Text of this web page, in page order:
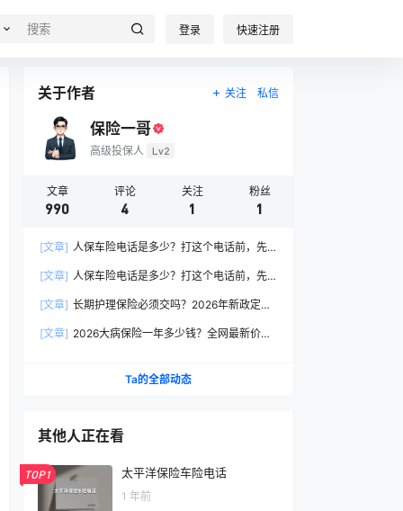
登录 快速注册
关于作者 关注 私信
保险一哥
高级投保人 Lv2
文章
990
评论
4
关注
1
粉丝
1
[文章] 人保车险电话是多少？打这个电话前，先
[文章] 人保车险电话是多少？打这个电话前，先
[文章] 长期护理保险必须交吗？2026年新政定
[文章] 2026大病保险一年多少钱？全网最新价格
Ta的全部动态
其他人正在看
TOP1 太平洋保险车险电话
1 年前